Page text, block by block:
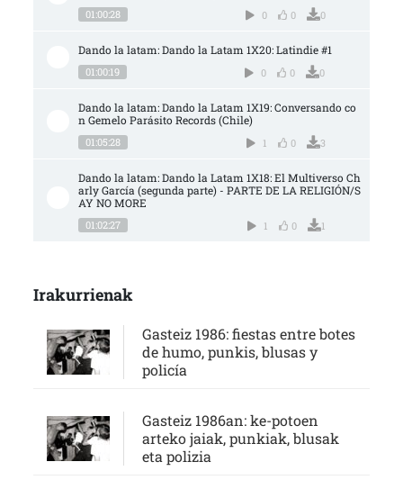
01:00:28 0 0 0
Dando la latam: Dando la Latam 1X20: Latindie #1
01:00:19 0 0 0
Dando la latam: Dando la Latam 1X19: Conversando co
n Gemelo Parásito Records (Chile)
01:05:28 1 0 3
Dando la latam: Dando la Latam 1X18: El Multiverso Ch
arly García (segunda parte) - PARTE DE LA RELIGIÓN/S
AY NO MORE
01:02:27 1 0 1
Irakurrienak
Gasteiz 1986: fiestas entre botes
de humo, punkis, blusas y
policía
Gasteiz 1986an: ke-potoen
arteko jaiak, punkiak, blusak
eta polizia